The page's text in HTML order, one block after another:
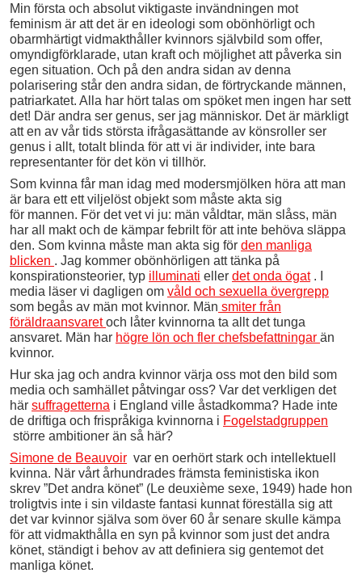
Min första och absolut viktigaste invändningen mot
feminism är att det är en ideologi som obönhörligt och
obarmhärtigt vidmakthåller kvinnors självbild som offer,
omyndigförklarade, utan kraft och möjlighet att påverka sin
egen situation. Och på den andra sidan av denna
polarisering står den andra sidan, de förtryckande männen,
patriarkatet. Alla har hört talas om spöket men ingen har sett
det! Där andra ser genus, ser jag människor. Det är märkligt
att en av vår tids största ifrågasättande av könsroller ser
genus i allt, totalt blinda för att vi är individer, inte bara
representanter för det kön vi tillhör.
Som kvinna får man idag med modersmjölken höra att man
är bara ett ett viljelöst objekt som måste akta sig
för mannen. För det vet vi ju: män våldtar, män slåss, män
har all makt och de kämpar febrilt för att inte behöva släppa
den. Som kvinna måste man akta sig för den manliga
blicken . Jag kommer obönhörligen att tänka på
konspirationsteorier, typ illuminati eller det onda ögat. I
media läser vi dagligen om våld och sexuella övergrepp
som begås av män mot kvinnor. Män smiter från
föräldraansvaretoch låter kvinnorna ta allt det tunga
ansvaret. Män har högre lön och fler chefsbefattningar än
kvinnor.
Hur ska jag och andra kvinnor värja oss mot den bild som
media och samhället påtvingar oss? Var det verkligen det
här suffragetterna i England ville åstadkomma? Hade inte
de driftiga och frispråkiga kvinnorna i Fogelstadgruppen
större ambitioner än så här?
Simone de Beauvoir var en oerhört stark och intellektuell
kvinna. När vårt århundrades främsta feministiska ikon
skrev ”Det andra könet” (Le deuxième sexe, 1949) hade hon
troligtvis inte i sin vildaste fantasi kunnat föreställa sig att
det var kvinnor själva som över 60 år senare skulle kämpa
för att vidmakthålla en syn på kvinnor som just det andra
könet, ständigt i behov av att definiera sig gentemot det
manliga könet.